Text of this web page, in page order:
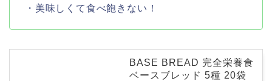
・美味しくて食べ飽きない！
BASE BREAD 完全栄養食
ベースブレッド 5種 20袋